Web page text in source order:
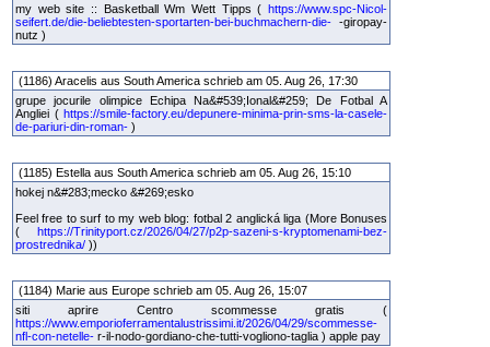
my web site :: Basketball Wm Wett Tipps ( https://www.spc-Nicol-
seifert.de/die-beliebtesten-sportarten-bei-buchmachern-die- -giropay-
nutz )
(1186) Aracelis aus South America schrieb am 05. Aug 26, 17:30
grupe jocurile olimpice Echipa Na&#539;Ional&#259; De Fotbal A
Angliei ( https://smile-factory.eu/depunere-minima-prin-sms-la-casele-
de-pariuri-din-roman- )
(1185) Estella aus South America schrieb am 05. Aug 26, 15:10
hokej n&#283;mecko &#269;esko
Feel free to surf to my web blog: fotbal 2 anglická liga (More Bonuses
( https://Trinityport.cz/2026/04/27/p2p-sazeni-s-kryptomenami-bez-
prostrednika/ ))
(1184) Marie aus Europe schrieb am 05. Aug 26, 15:07
siti aprire Centro scommesse gratis (
https://www.emporioferramentalustrissimi.it/2026/04/29/scommesse-
nfl-con-netelle- r-il-nodo-gordiano-che-tutti-vogliono-taglia ) apple pay